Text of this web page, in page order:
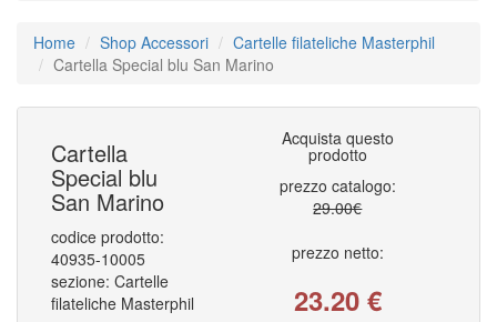
CASTELROSSO 10
COLONIE ITALIANE AFRICA ORIENTALE IT
2
COLONIE ITALIANE CROAZIA
COLONIE ITALIANE EGEO EMISSIONI GENERALI 88
COLONIE ITALIANE EMISSIONI GENERALI
COLONIE ITALIANE ERITREA
COLONIE ITALIANE ETIOPIA
COLONIE ITALIANE FEZZAN
COLONIE ITALIANE FIERA DI TRIPOLI
COLONIE ITALIANE GERUSALEMME
COLONIE ITALIANE GIRI COLONIALI
Home Shop Accessori
Cartelle filateliche Masterphil
Cartella Special blu San Marino
Cartella
Special blu
San Marino
codice prodotto:
40935-10005
sezione: Cartelle
filateliche Masterphil
Acquista questo
prodotto
prezzo catalogo:
29.00€
prezzo netto:
23.20 €